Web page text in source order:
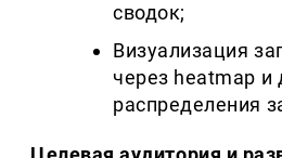
сводок;
Визуализация
через heatmap
распределения